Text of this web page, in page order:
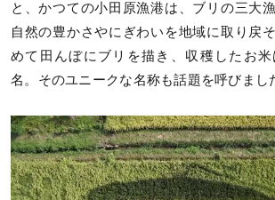
と、かつての小田原漁港は、ブリの三大
自然の豊かさやにぎわいを地域に取り戻
めて田んぼにブリを描き、収穫したお
名。そのユニークな名称も話題を呼びまし